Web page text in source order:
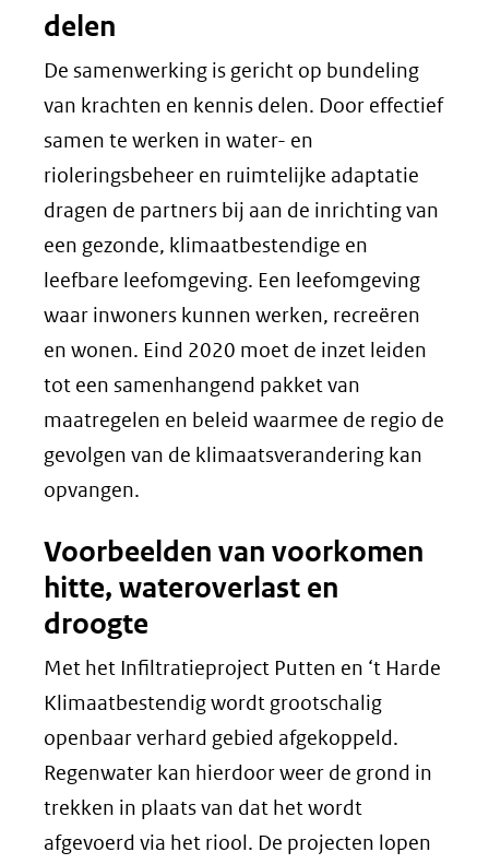
delen
De samenwerking is gericht op bundeling
van krachten en kennis delen. Door effectief
samen te werken in water- en
rioleringsbeheer en ruimtelijke adaptatie
dragen de partners bij aan de inrichting van
een gezonde, klimaatbestendige en
leefbare leefomgeving. Een leefomgeving
waar inwoners kunnen werken, recreëren
en wonen. Eind 2020 moet de inzet leiden
tot een samenhangend pakket van
maatregelen en beleid waarmee de regio de
gevolgen van de klimaatsverandering kan
opvangen.
Voorbeelden van voorkomen
hitte, wateroverlast en
droogte
Met het Infiltratieproject Putten en ‘t Harde
Klimaatbestendig wordt grootschalig
openbaar verhard gebied afgekoppeld.
Regenwater kan hierdoor weer de grond in
trekken in plaats van dat het wordt
afgevoerd via het riool. De projecten lopen